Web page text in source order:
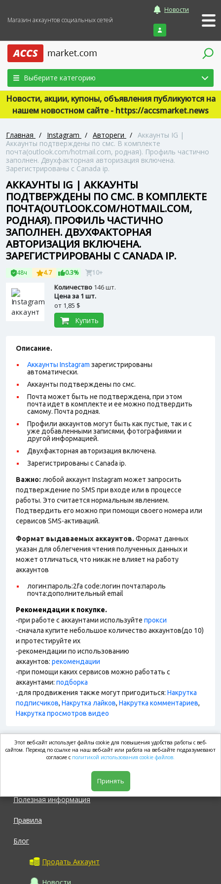
Магазин аккаунтов социальных сетей
Новости
Войти
Выберите категорию
Новости, акции, купоны, объявления публикуются на
нашем новостном сайте - https://accsmarket.news
Главная / Instagram / Автореги / Аккаунты IG |
Аккаунты подтверждены по смс. В комплекте
почта(outlook.com/hotmail.com, родная). Профиль частично
заполнен. Двухфакторная авторизация включена.
Зарегистрированы с Canada ip.
АККАУНТЫ IG | АККАУНТЫ
ПОДТВЕРЖДЕНЫ ПО СМС. В КОМПЛЕКТЕ
ПОЧТА(OUTLOOK.COM/HOTMAIL.COM,
РОДНАЯ). ПРОФИЛЬ ЧАСТИЧНО
ЗАПОЛНЕН. ДВУХФАКТОРНАЯ
АВТОРИЗАЦИЯ ВКЛЮЧЕНА.
ЗАРЕГИСТРИРОВАНЫ С CANADA IP.
48ч 4.7 0.3% 10+
Количество 146 шт.
Цена за 1 шт.
от 1,85 $
Купить
Описание.
Аккаунты Instagram зарегистрированы
автоматически.
Аккаунты подтверждены по смс.
Почта может быть не подтверждена, при этом
почта идет в комплекте и ее можно подтвердить
самому. Почта родная.
Профили аккаунтов могут быть как пустые, так и с
уже добавленными записями, фотографиями и
другой информацией.
Двухфакторная авторизация включена.
Зарегистрированы с Canada ip.
Важно: любой аккаунт Instagram может запросить
подтверждение по SMS при входе или в процессе
работы. Это считается нормальным явлением.
Подтвердить его можно при помощи своего номера или
сервисов SMS-активаций.
Формат выдаваемых аккаунтов. Формат данных
указан для облегчения чтения полученных данных и
может отличаться, что никак не влияет на работу
аккаунтов
логин:пароль:2fa code:логин почта:пароль
почта:дополнительный email
Рекомендации к покупке.
-при работе с аккаунтами используйте прокси
-сначала купите небольшое количество аккаунтов(до 10)
и протестируйте их
-рекомендации по использованию
аккаунтов: рекомендации
-при помощи каких сервисов можно работать с
аккаунтами: подборка
-для продвижения также могут пригодиться: Накрутка
подписчиков, Накрутка лайков, Накрутка комментариев,
Накрутка просмотров видео
market.com
Полезная информация
Правила
Блог
Продать Аккаунт
Этот веб-сайт использует файлы cookie для повышения удобства работы с веб-
сайтом. Переход по ссылке на наш веб-сайт или работа на веб-сайте подразумевают
согласие с политикой использования cookie файлов.
Принять